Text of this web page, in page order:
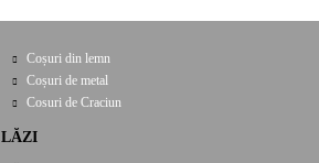
Coșuri din lemn
Coșuri de metal
Cosuri de Craciun
LĂZI